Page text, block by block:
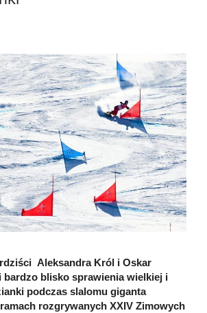
Aleksandra Król i Oskar
blisko sprawienia wielkiej i
podczas slalomu giganta
rozgrywanych XXIV Zimowych